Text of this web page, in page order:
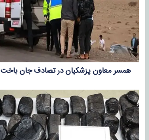
همسر معاون پزشکیان در تصادف جان باخت